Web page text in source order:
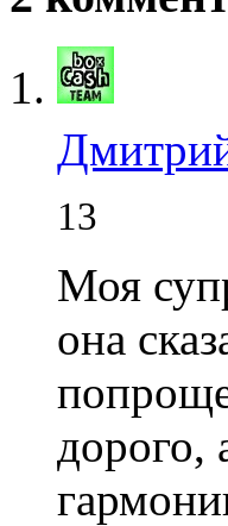
13
Моя
она
дорого,